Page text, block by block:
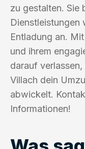
zu gestalten. Sie
Dienstleistungen
Entladung an.
und ihrem
darauf
Villach dein
abwickelt.
Informationen!